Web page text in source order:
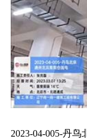
2023-04-005-丹鸟北